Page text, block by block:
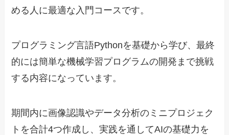
める人に最適な入門コースです。
プログラミング言語Pythonを基礎から学び、最終
的には簡単な機械学習プログラムの開発まで挑戦
する内容になっています。
期間内に画像認識やデータ分析のミニプロジェク
トを合計4つ作成し、実践を通してAIの基礎力を